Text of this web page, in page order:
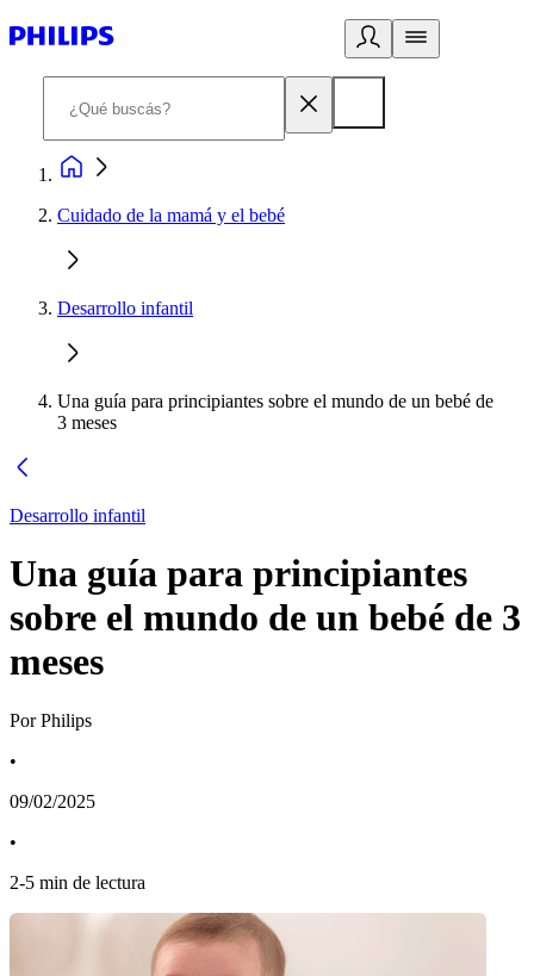
Cuidado de la mamá y el bebé
Desarrollo infantil
Una guía para principiantes sobre el mundo de un bebé de
3 meses
Desarrollo infantil
Una guía para principiantes
sobre el mundo de un bebé de 3
meses
Por Philips
•
09/02/2025
•
2-5 min de lectura